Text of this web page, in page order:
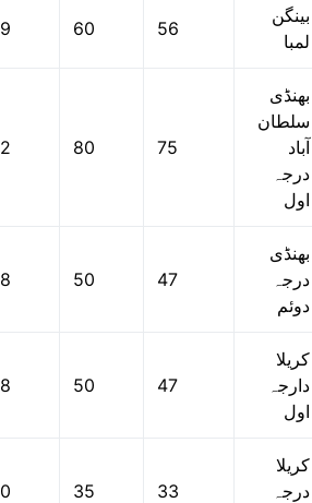
60 56
بینگن
لمبا
80 75
بھنڈی
سلطان
آباد
درجہ
اول
50 47
بھنڈی
درجہ
دوئم
50 47
کریلا
دارجہ
اول
35 33
کریلا
درجہ